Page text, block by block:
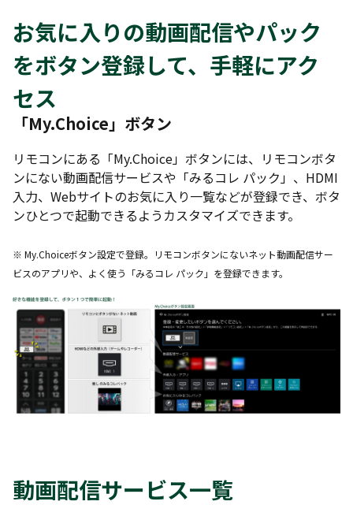
お気に入りの動画配信やパック
をボタン登録して、手軽にアク
セス
「My.Choice」ボタン
リモコンにある「My.Choice」ボタンには、リモコンボタ
ンにない動画配信サービスや「みるコレ パック」、HDMI
入力、Webサイトのお気に入り一覧などが登録でき、ボタ
ンひとつで起動できるようカスタマイズできます。
※ My.Choiceボタン設定で登録。リモコンボタンにないネット動画配信サー
ビスのアプリや、よく使う「みるコレ パック」を登録できます。
動画配信サービス一覧